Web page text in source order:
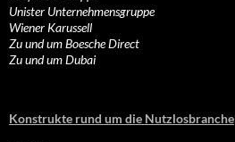
Unister Unternehmensgruppe
Wiener Karussell
Zu und um Boesche Direct
Zu und um Dubai
Konstrukte rund um die Nutzlosbranche